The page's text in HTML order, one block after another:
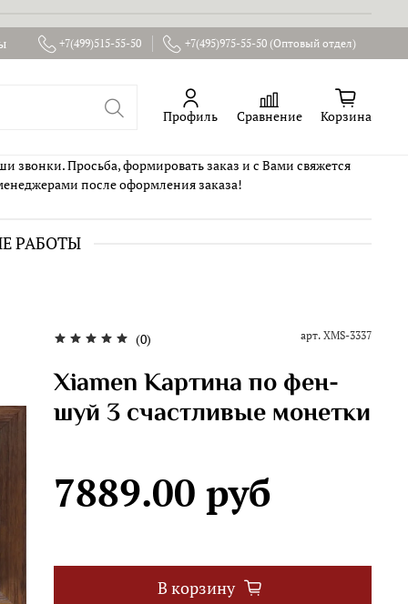
+7(499)515-55-50 +7(495)975-55-50 (Оптовый отдел)
Профиль Сравнение Корзина
звонки. Просьба, формировать заказ и с Вами свяжется
после оформления заказа!
РАБОТЫ
(0) арт. XMS-3337
Xiamen Картина по фен-
шуй 3 счастливые монетки
7889.00 руб
В корзину